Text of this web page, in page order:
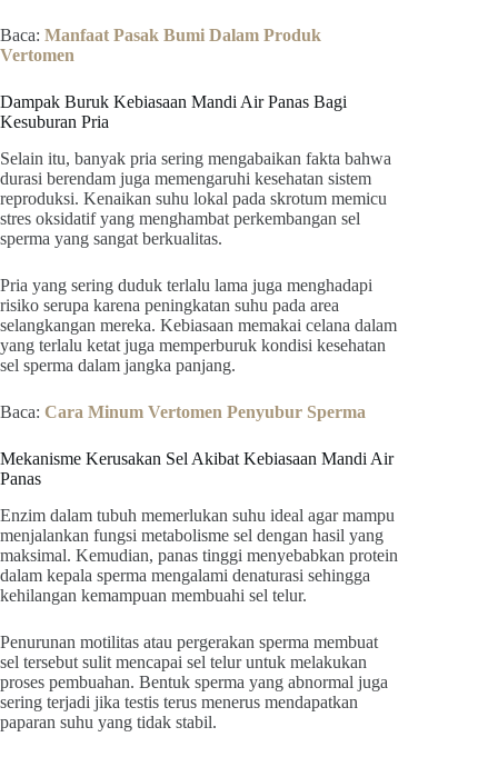
Baca: Manfaat Pasak Bumi Dalam Produk
Vertomen
Dampak Buruk Kebiasaan Mandi Air Panas Bagi
Kesuburan Pria
Selain itu, banyak pria sering mengabaikan fakta bahwa
durasi berendam juga memengaruhi kesehatan sistem
reproduksi. Kenaikan suhu lokal pada skrotum memicu
stres oksidatif yang menghambat perkembangan sel
sperma yang sangat berkualitas.
Pria yang sering duduk terlalu lama juga menghadapi
risiko serupa karena peningkatan suhu pada area
selangkangan mereka. Kebiasaan memakai celana dalam
yang terlalu ketat juga memperburuk kondisi kesehatan
sel sperma dalam jangka panjang.
Baca: Cara Minum Vertomen Penyubur Sperma
Mekanisme Kerusakan Sel Akibat Kebiasaan Mandi Air
Panas
Enzim dalam tubuh memerlukan suhu ideal agar mampu
menjalankan fungsi metabolisme sel dengan hasil yang
maksimal. Kemudian, panas tinggi menyebabkan protein
dalam kepala sperma mengalami denaturasi sehingga
kehilangan kemampuan membuahi sel telur.
Penurunan motilitas atau pergerakan sperma membuat
sel tersebut sulit mencapai sel telur untuk melakukan
proses pembuahan. Bentuk sperma yang abnormal juga
sering terjadi jika testis terus menerus mendapatkan
paparan suhu yang tidak stabil.